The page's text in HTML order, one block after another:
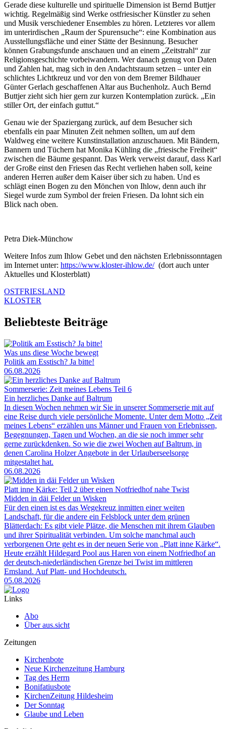
Gerade diese kulturelle und spirituelle Dimension ist Bernd Buttjer
wichtig. Regelmäßig sind Werke ostfriesischer Künstler zu sehen
und Musik verschiedener Ensembles zu hören. Letzteres vor allem
im unterirdischen „Raum der Spurensuche“: eine Kombination aus
Ausstellungsfläche und einer Stätte der Besinnung. Besucher
können Grabungsfunde anschauen und an einem „Zeitstrahl“ zur
Religionsgeschichte vorbeiwandern. Wer danach genug von Daten
und Zahlen hat, mag sich in den Andachtsraum setzen – unter ein
schlichtes Lichtkreuz und vor den von dem Bremer Bildhauer
Günter Gerlach geschaffenen Altar aus Buchenholz. Auch Bernd
Buttjer zieht sich hier gern zur kurzen Kontemplation zurück. „Ein
stiller Ort, der einfach guttut.“
Genau wie der Spaziergang zurück, auf dem Besucher sich
ebenfalls ein paar Minuten Zeit nehmen sollten, um auf dem
Waldweg eine weitere Kunstinstallation anzuschauen. Mit Bändern,
Bannern und Tüchern hat Monika Kühling die „friesische Freiheit“
zwischen die Bäume gespannt. Das Werk verweist darauf, dass Karl
der Große einst den Friesen das Recht verliehen haben soll, keine
anderen Herren außer dem Kaiser über sich zu haben. Und es
schlägt einen Bogen zu den Mönchen von Ihlow, denn auch ihr
Siegel wurde zum Symbol der freien Friesen. Da lohnt sich ein
Blick nach oben.
Petra Diek-Münchow
Weitere Infos zum Ihlow Gebet und den nächsten Erlebnissonntagen
im Internet unter: https://www.kloster-ihlow.de/(dort auch unter
Aktuelles und Klosterblatt)
OSTFRIESLAND
KLOSTER
Beliebteste Beiträge
Was uns diese Woche bewegt
Politik am Esstisch? Ja bitte!
06.08.2026
Sommerserie: Zeit meines Lebens Teil 6
Ein herzliches Danke auf Baltrum
In diesen Wochen nehmen wir Sie in unserer Sommerserie mit auf
eine Reise durch viele persönliche Momente. Unter dem Motto „Zeit
meines Lebens“ erzählen uns Männer und Frauen von Erlebnissen,
Begegnungen, Tagen und Wochen, an die sie noch immer sehr
gerne zurückdenken. So wie die zwei Wochen auf Baltrum, in
denen Carolina Holzer Angebote in der Urlauberseelsorge
mitgestaltet hat.
06.08.2026
Platt inne Kärke: Teil 2 über einen Notfriedhof nahe Twist
Midden in däi Felder un Wisken
Für den einen ist es das Wegekreuz inmitten einer weiten
Landschaft, für die andere ein Felsblock unter dem grünen
Blätterdach: Es gibt viele Plätze, die Menschen mit ihrem Glauben
und ihrer Spiritualität verbinden. Um solche manchmal auch
verborgenen Orte geht es in der neuen Serie von „Platt inne Kärke“.
Heute erzählt Hildegard Pool aus Haren von einem Notfriedhof an
der deutsch-niederländischen Grenze bei Twist im mittleren
Emsland. Auf Platt- und Hochdeutsch.
05.08.2026
Links
Abo
Über aus.sicht
Zeitungen
Kirchenbote
Neue Kirchenzeitung Hamburg
Tag des Herrn
Bonifatiusbote
KirchenZeitung Hildesheim
Der Sonntag
Glaube und Leben